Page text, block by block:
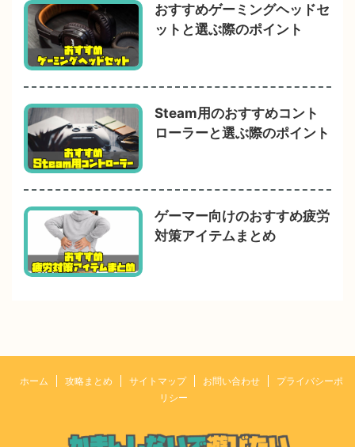
おすすめゲーミングヘッドセ
ットと選ぶ際のポイント
Steam用のおすすめコント
ローラーと選ぶ際のポイント
ゲーマー向けのおすすめ疲労
対策アイテムまとめ
ホーム 攻略まとめ サイトマップ お問い合わせ
プライバシーポ
リシー